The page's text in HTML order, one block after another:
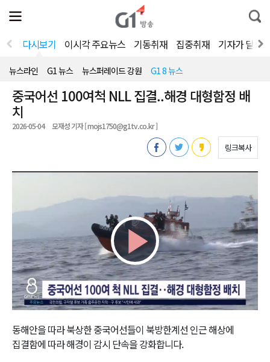
전
체
뉴
열
통
합
색
다시보기 이시각 주요뉴스 기동취재 집중취재 기자가 달려
뉴스라인 G1 뉴스 뉴스퍼레이드 강원 G1 8 뉴스
중국어선 100여척 NLL 집결..해경 대형함정 배
치
2026-05-04 모재성 기자 [ mojs1750@g1tv.co.kr ]
링크복사
Play
Video
동해안을 따라 북상한 중국어선들이 북방한계선 인근 해상에
집결함에 따라 해경이 감시 단속을 강화합니다.